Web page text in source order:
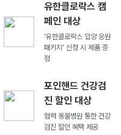
유한클로락스 캠
페인 대상
'유한클로락스 입양 응원
패키지' 신청 시 제품 증
정
포인핸드 건강검
진 할인 대상
협력 동물병원 통한 건강
검진 할인 혜택 제공